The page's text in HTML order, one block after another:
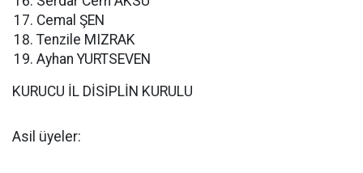
Cemal ŞEN
Tenzile MIZRAK
Ayhan YURTSEVEN
KURUCU İL DİSİPLİN KURULU
Asil üyeler: